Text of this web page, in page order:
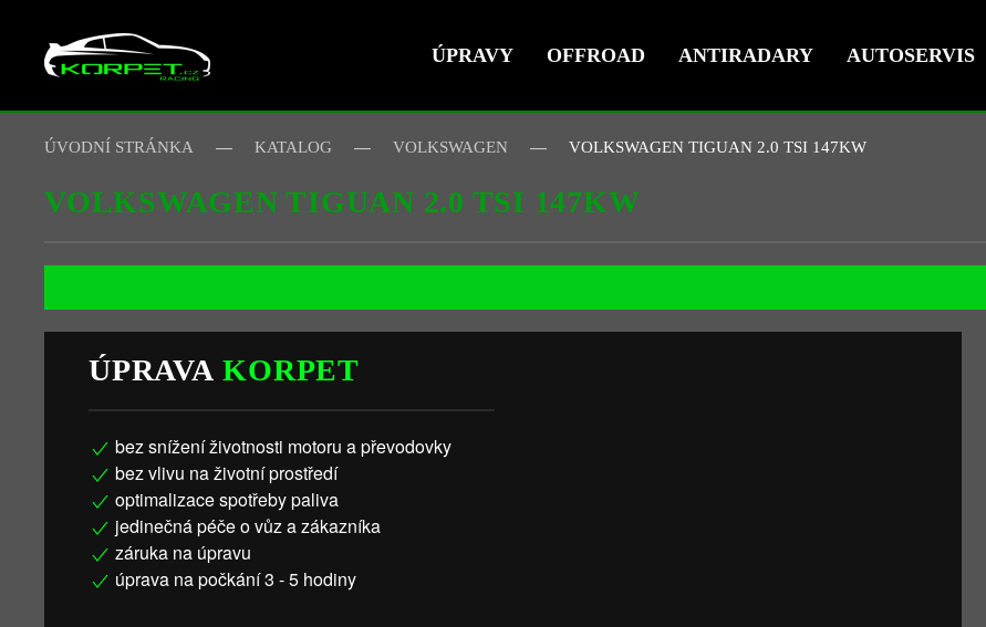
Skip to main content ÚPRAVY OFFROAD ANTIRADARY AUTOSERVIS
ÚVODNÍ STRÁNKA KATALOG VOLKSWAGEN VOLKSWAGEN TIGUAN 2.0 TSI 147KW
VOLKSWAGEN TIGUAN 2.0 TSI 147KW
ÚPRAVAKORPET
bez snížení životnosti motoru a převodovky
bez vlivu na životní prostředí
optimalizace spotřeby paliva
jedinečná péče o vůz a zákazníka
záruka na úpravu
úprava na počkání 3 - 5 hodiny